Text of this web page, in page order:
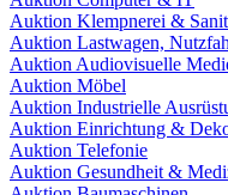
Auktion Klempnerei &
Auktion Lastwagen,
Auktion Audiovisuelle
Auktion Möbel
Auktion Industrielle
Auktion Einrichtung &
Auktion Telefonie
Auktion Gesundheit &